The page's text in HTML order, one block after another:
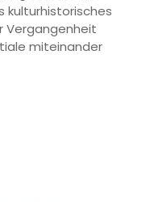
kulturhistorisches
Vergangenheit
miteinander